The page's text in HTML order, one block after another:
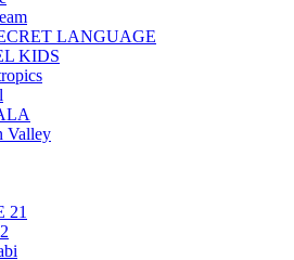
LANGUAGE
KIDS
Valley
21